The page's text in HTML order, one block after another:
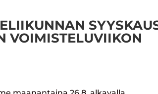
VOIMISTELUVIIKON